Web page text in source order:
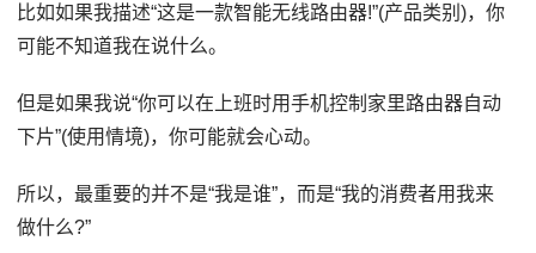
比如如果我描述“这是一款智能无线路由器!”(产品类别)，你
可能不知道我在说什么。
但是如果我说“你可以在上班时用手机控制家里路由器自动
下片”(使用情境)，你可能就会心动。
所以，最重要的并不是“我是谁”，而是“我的消费者用我来
做什么?”